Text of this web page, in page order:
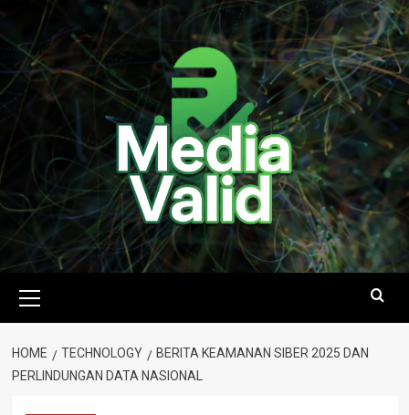
Skip
content
Menu
HOME TECHNOLOGY
BERITA KEAMANAN SIBER 2025 DAN
PERLINDUNGAN DATA NASIONAL